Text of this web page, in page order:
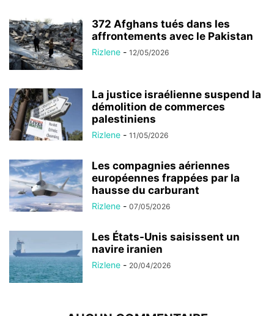
372 Afghans tués dans les
affrontements avec le Pakistan
Rizlene - 12/05/2026
La justice israélienne suspend la
démolition de commerces
palestiniens
Rizlene - 11/05/2026
Les compagnies aériennes
européennes frappées par la
hausse du carburant
Rizlene - 07/05/2026
Les États-Unis saisissent un
navire iranien
Rizlene - 20/04/2026